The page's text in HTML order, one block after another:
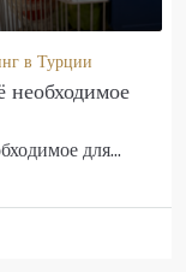
в Турции
необходимое
для...